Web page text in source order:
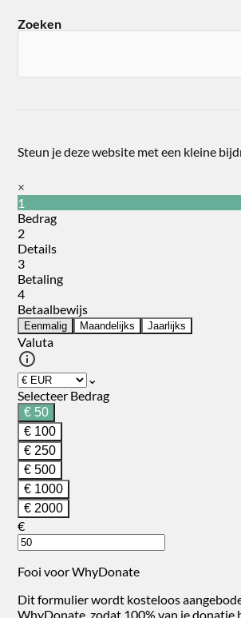
Zoeken
Steun je deze website met een kleine